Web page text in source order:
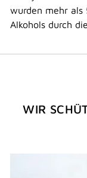
wurden mehr als
Alkohols durch
WIR